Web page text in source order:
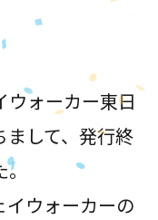
ウォーカー東日
して、発行終
ウォーカーの